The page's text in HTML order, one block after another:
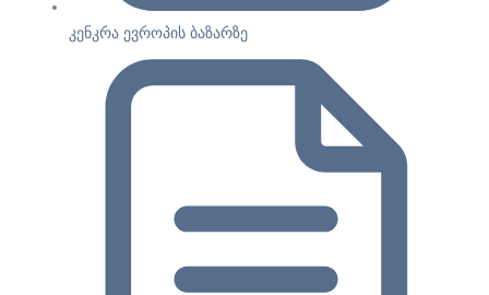
კენკრა ევროპის ბაზარზე